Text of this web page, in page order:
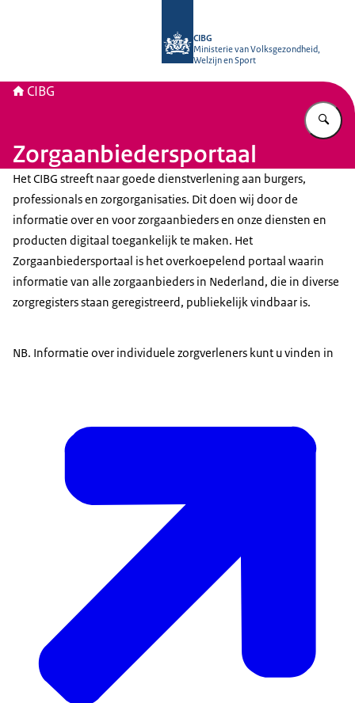
CIBG
Ministerie van Volksgezondheid,
Welzijn en Sport
CIBG
Zorgaanbiedersportaal
Het CIBG streeft naar goede dienstverlening aan burgers,
professionals en zorgorganisaties. Dit doen wij door de
informatie over en voor zorgaanbieders en onze diensten en
producten digitaal toegankelijk te maken. Het
Zorgaanbiedersportaal is het overkoepelend portaal waarin
informatie van alle zorgaanbieders in Nederland, die in diverse
zorgregisters staan geregistreerd, publiekelijk vindbaar is.
NB. Informatie over individuele zorgverleners kunt u vinden in